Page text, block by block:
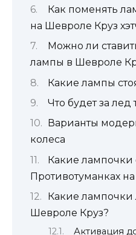
Как поменять
на Шевроле Круз
Можно ли
лампы в Шевроле
Какие лампы
Что будет за лед
Варианты
колеса
Какие лампочки
Противотуманках
Какие лампочки
Шевроле Круз?
Активация